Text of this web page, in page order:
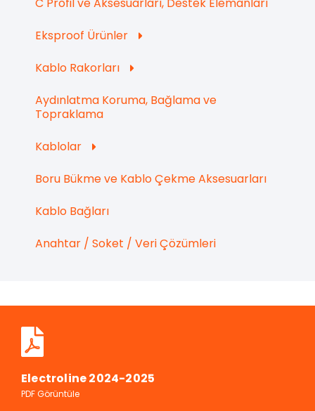
C Profil ve Aksesuarları, Destek Elemanları
Eksproof Ürünler
Kablo Rakorları
Aydınlatma Koruma, Bağlama ve
Topraklama
Kablolar
Boru Bükme ve Kablo Çekme Aksesuarları
Kablo Bağları
Anahtar / Soket / Veri Çözümleri
Electroline 2024-2025
PDF Görüntüle